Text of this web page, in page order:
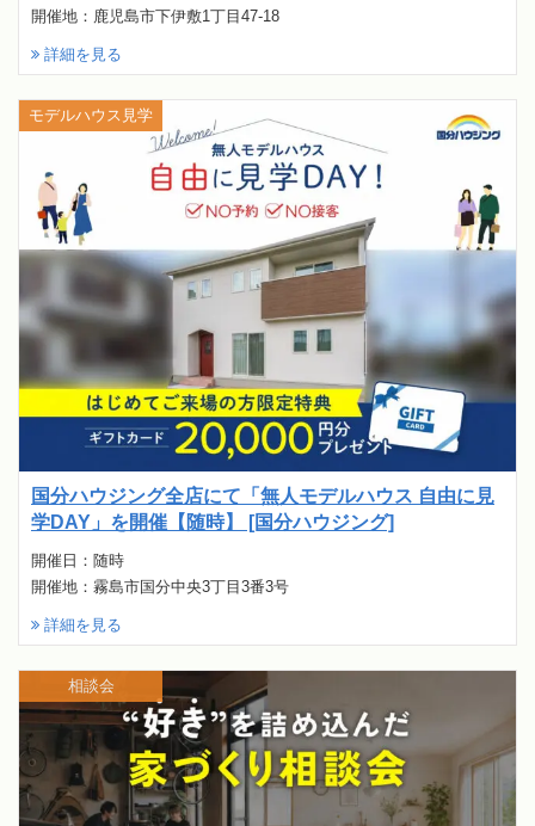
開催地：鹿児島市下伊敷1丁目47-18
詳細を見る
国分ハウジング全店にて「無人モデルハウス 自由に見
学DAY」を開催【随時】 [国分ハウジング]
開催日：随時
開催地：霧島市国分中央3丁目3番3号
詳細を見る
モデルハウス見学
相談会